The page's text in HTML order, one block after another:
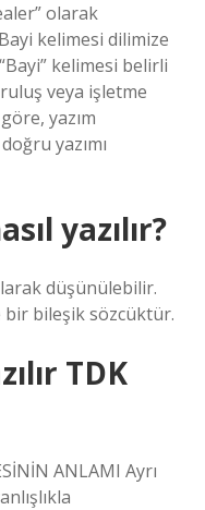
olarak
kelimesi dilimize
kelimesi belirli
veya işletme
yazım
yazımı
yazılır?
düşünülebilir.
bir bileşik sözcüktür.
TDK
ANLAMI Ayrı